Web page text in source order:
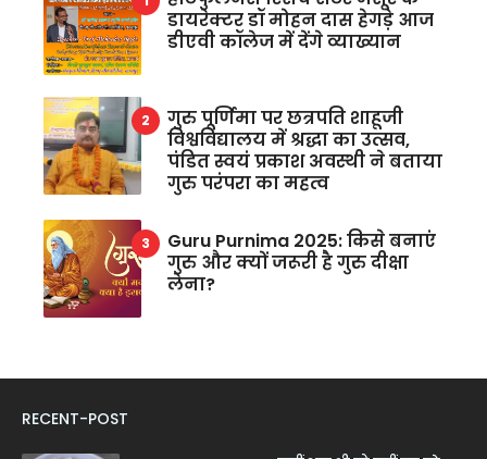
डायरेक्टर डॉ मोहन दास हेगड़े आज
डीएवी कॉलेज में देंगे व्याख्यान
गुरु पूर्णिमा पर छत्रपति शाहूजी
विश्वविद्यालय में श्रद्धा का उत्सव,
पंडित स्वयं प्रकाश अवस्थी ने बताया
गुरु परंपरा का महत्व
Guru Purnima 2025: किसे बनाएं
गुरु और क्यों जरूरी है गुरु दीक्षा
लेना?
RECENT-POST